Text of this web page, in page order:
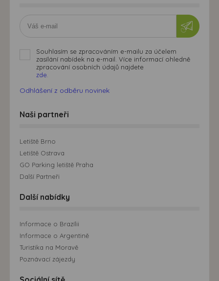
Souhlasím se zpracováním e-mailu za účelem
zasílání nabídek na e-mail. Více informací ohledně
zpracování osobních údajů najdete
zde.
Odhlášení z odběru novinek
Naši partneři
Letiště Brno
Letiště Ostrava
GO Parking letiště Praha
Další Partneři
Další nabídky
Informace o Brazílii
Informace o Argentině
Turistika na Moravě
Poznávací zájezdy